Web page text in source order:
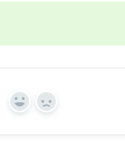
Yes No